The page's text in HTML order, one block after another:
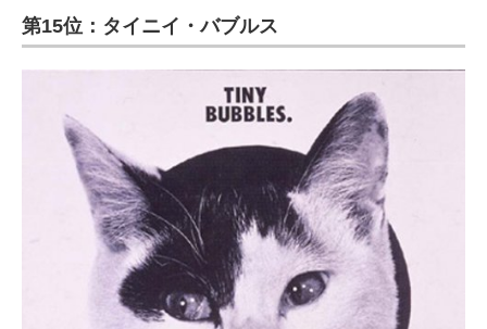
第15位：タイニイ・バブルス